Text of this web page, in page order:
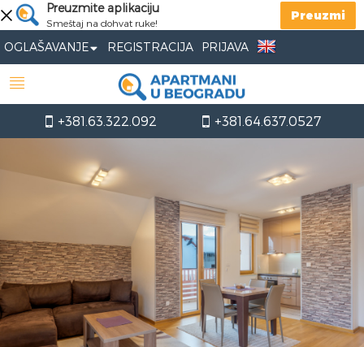
Preuzmite aplikaciju
Smeštaj na dohvat ruke!
Preuzmi
OGLAŠAVANJE REGISTRACIJA PRIJAVA
+381.63.322.092 +381.64.637.0527